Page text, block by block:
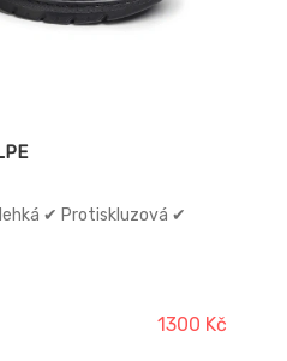
✔ Protiskluzová ✔
1300 Kč